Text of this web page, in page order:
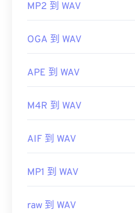
MP2 到 WAV
OGA 到 WAV
APE 到 WAV
M4R 到 WAV
AIF 到 WAV
MP1 到 WAV
raw 到 WAV